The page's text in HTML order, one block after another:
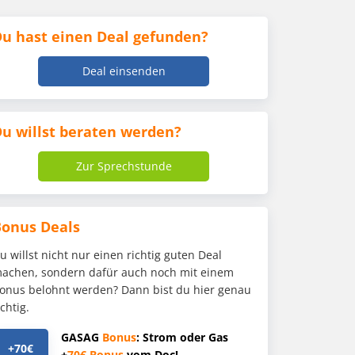
hast einen Deal gefunden?
Deal einsenden
willst beraten werden?
Zur Sprechstunde
Deals
willst nicht nur einen richtig guten Deal
sondern dafür auch noch mit einem
belohnt werden? Dann bist du hier genau
+70€
GASAG Bonus: Strom oder Gas